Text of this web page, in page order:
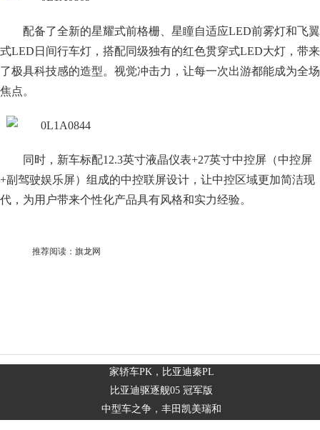
配备了全新的星耀式前格栅、星瞳自适应LED前雾灯和飞翼
式LED日间行车灯，搭配同级独有的红色贯穿式LED大灯，带来
了极具科技感的造型。视觉冲击力，让每一次出游都能成为全场
焦点。
同时，新车标配12.3英寸液晶仪表+27英寸中控屏（中控屏
+副驾驶娱乐屏）组成的中控联屏设计，让中控区域更加简洁现
代，为用户带来个性化产品具有风格和实力经验。
推荐阅读： 旗龙网
家轿车PK，比亚迪秦PL
比亚迪驱逐舰05 冠军版
中型车之争，丰田凯美瑞和